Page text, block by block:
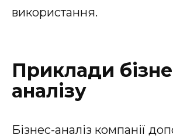
використання.
Приклади
аналізу
Бізнес-аналіз компанії